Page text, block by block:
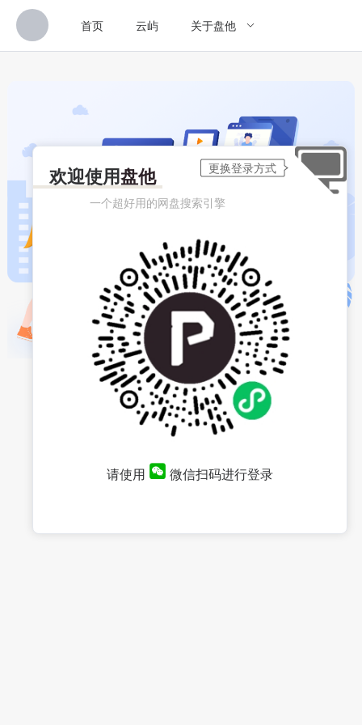
首页 云屿 关于盘他
欢迎使用盘他
一个超好用的网盘搜索引擎
请使用 微信扫码进行登录